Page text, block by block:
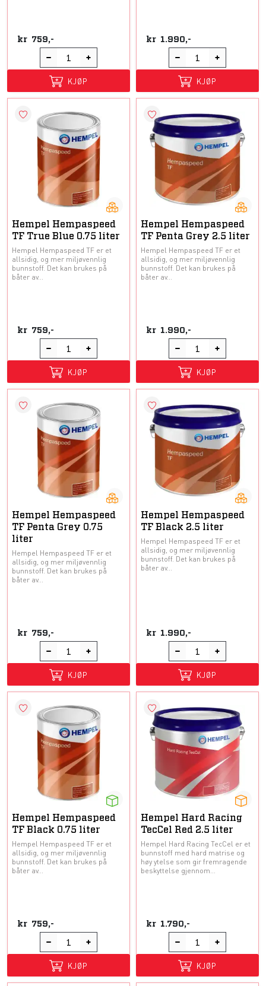
kr 759,-
KJØP
kr 1.990,-
KJØP
Hempel Hempaspeed
TF True Blue 0.75 liter
Hempel Hempaspeed TF er et
allsidig, og mer miljøvennlig
bunnstoff. Det kan brukes på
båter av...
kr 759,-
KJØP
Hempel Hempaspeed
TF Penta Grey 2.5 liter
Hempel Hempaspeed TF er et
allsidig, og mer miljøvennlig
bunnstoff. Det kan brukes på
båter av...
kr 1.990,-
KJØP
Hempel Hempaspeed
TF Penta Grey 0.75
liter
Hempel Hempaspeed TF er et
allsidig, og mer miljøvennlig
bunnstoff. Det kan brukes på
båter av...
kr 759,-
KJØP
Hempel Hempaspeed
TF Black 2.5 liter
Hempel Hempaspeed TF er et
allsidig, og mer miljøvennlig
bunnstoff. Det kan brukes på
båter av...
kr 1.990,-
KJØP
Hempel Hempaspeed
TF Black 0.75 liter
Hempel Hempaspeed TF er et
allsidig, og mer miljøvennlig
bunnstoff. Det kan brukes på
båter av...
kr 759,-
KJØP
Hempel Hard Racing
TecCel Red 2.5 liter
Hempel Hard Racing TecCel er et
bunnstoff med hard matrise og
høy ytelse som gir fremragende
beskyttelse gjennom...
kr 1.790,-
KJØP